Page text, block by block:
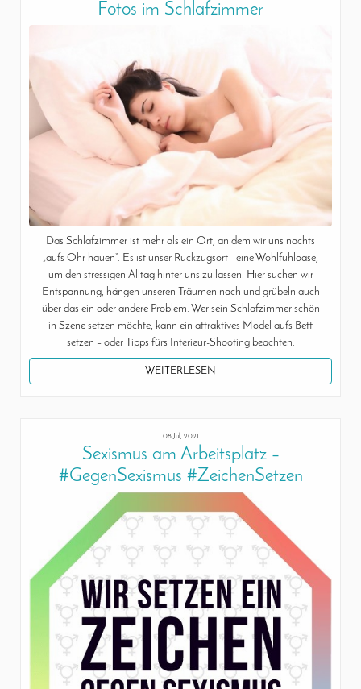
Fotos im Schlafzimmer
Das Schlafzimmer ist mehr als ein Ort, an dem wir uns nachts
„aufs Ohr hauen“. Es ist unser Rückzugsort - eine Wohlfühloase,
um den stressigen Alltag hinter uns zu lassen. Hier suchen wir
Entspannung, hängen unseren Träumen nach und grübeln auch
über das ein oder andere Problem. Wer sein Schlafzimmer schön
in Szene setzen möchte, kann ein attraktives Model aufs Bett
setzen – oder Tipps fürs Interieur-Shooting beachten.
WEITERLESEN
08 Jul, 2021
Sexismus am Arbeitsplatz –
#GegenSexismus #ZeichenSetzen